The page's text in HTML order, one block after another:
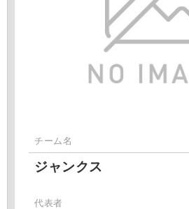
チーム名
ジャンクス
代表者